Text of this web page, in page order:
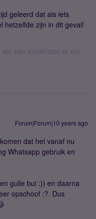
geleerd dat als iets
hetzelfde zijn in dit geval!
een moderator er om
Forum|Forum|10 years ago
dat het vanaf nu
Whatsapp gebruik en
gulle bui :)) en daarna
opschoof :?. Dus